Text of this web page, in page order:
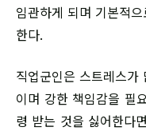
임관하게 되며 기본적
한다.
직업군인은 스트레스
이며 강한 책임감을 필
령 받는 것을 싫어한다